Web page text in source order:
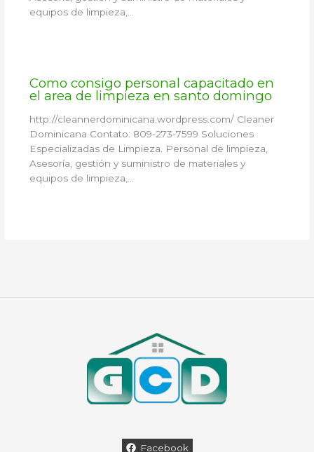
equipos de limpieza,…
Como consigo personal capacitado en
el area de limpieza en santo domingo
http://cleannerdominicana.wordpress.com/ Cleaner
Dominicana Contato: 809-273-7599 Soluciones
Especializadas de Limpieza. Personal de limpieza,
Asesoría, gestión y suministro de materiales y
equipos de limpieza,…
Facebook